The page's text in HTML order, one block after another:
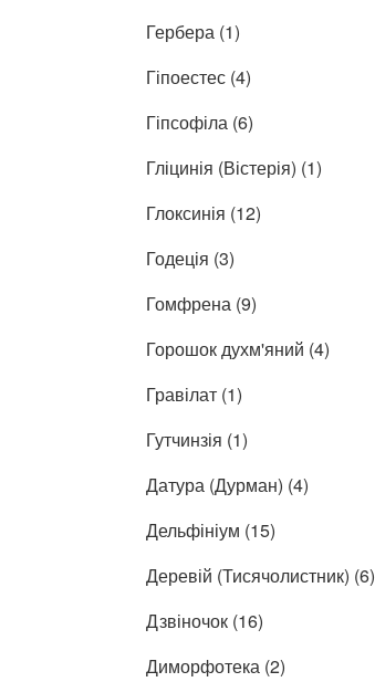
Гербера (1)
Гіпоестес (4)
Гіпсофіла (6)
Гліцинія (Вістерія) (1)
Глоксинія (12)
Годеція (3)
Гомфрена (9)
Горошок духм'яний (4)
Гравілат (1)
Гутчинзія (1)
Датура (Дурман) (4)
Дельфініум (15)
Деревій (Тисячолистник) (6)
Дзвіночок (16)
Диморфотека (2)